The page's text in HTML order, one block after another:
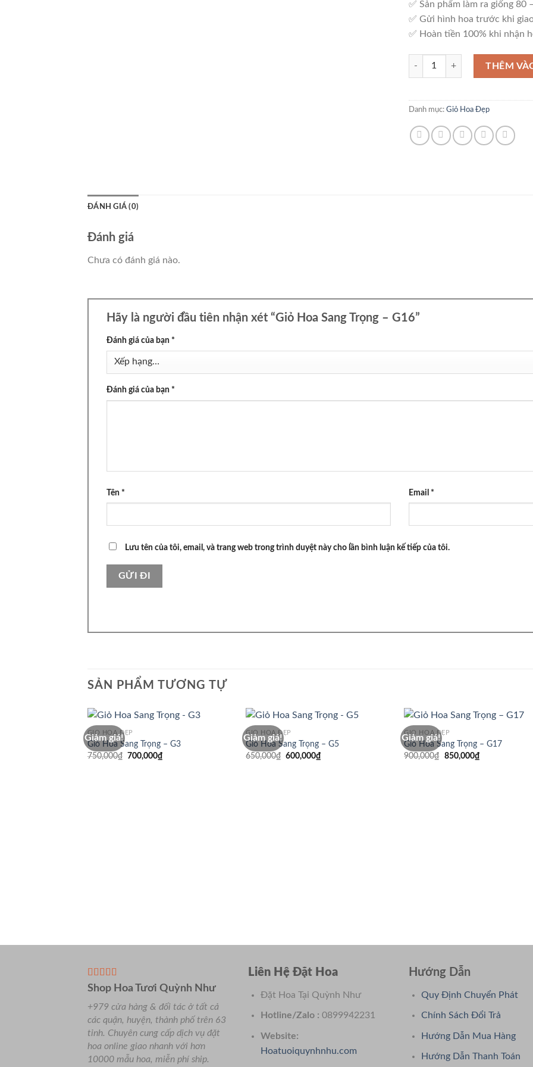
✅ Sản phẩm làm ra giống 80
✅ Gửi hình hoa trước khi
✅ Hoàn tiền 100% khi nhận
Giỏ Hoa Sang Trọng – G16 số lượng
THÊM
Danh mục: Giỏ Hoa Đẹp
ĐÁNH GIÁ (0)
Đánh giá
Chưa có đánh giá nào.
Hãy là người đầu tiên nhận xét “Giỏ Hoa Sang Trọng – G16”
Đánh giá của bạn *
Đánh giá của bạn *
Tên * Email *
Lưu tên của tôi, email, và trang web trong trình duyệt này cho lần bình luận kế tiếp của tôi.
SẢN PHẨM TƯƠNG TỰ
Giảm giá!
GIỎ HOA ĐẸP
Giỏ Hoa Sang Trọng – G3
750,000₫ Giá
700,000₫
Giảm giá!
GIỎ HOA ĐẸP
Giỏ Hoa Sang Trọng – G5
650,000₫ Giá
600,000₫
Giảm giá!
GIỎ HOA ĐẸP
Giỏ Hoa Sang Trọng – G17
900,000₫ Giá
850,000₫Giá
hiện
Shop Hoa Tươi Quỳnh Như
+979 cửa hàng & đối tác ở tất cả
các quận, huyện, thành phố trên 63
tỉnh. Chuyên cung cấp dịch vụ đặt
hoa online giao nhanh với hơn
10000 mẫu hoa, miễn phí ship.
Liên Hệ Đặt Hoa
Đặt Hoa Tại Quỳnh Như
Hotline/Zalo : 0899942231
Website:
Hoatuoiquynhnhu.com
Hướng Dẫn
Quy Định Chuyển Phát
Chính Sách Đổi Trả
Hướng Dẫn Mua Hàng
Hướng Dẫn Thanh Toán